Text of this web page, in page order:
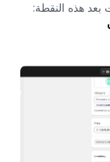
بعد هذه النقطة: